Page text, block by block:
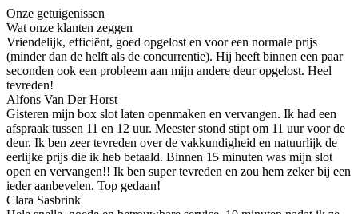
Onze getuigenissen
Wat onze klanten zeggen
Vriendelijk, efficiënt, goed opgelost en voor een normale prijs
(minder dan de helft als de concurrentie). Hij heeft binnen een paar
seconden ook een probleem aan mijn andere deur opgelost. Heel
tevreden!
Alfons Van Der Horst
Gisteren mijn box slot laten openmaken en vervangen. Ik had een
afspraak tussen 11 en 12 uur. Meester stond stipt om 11 uur voor de
deur. Ik ben zeer tevreden over de vakkundigheid en natuurlijk de
eerlijke prijs die ik heb betaald. Binnen 15 minuten was mijn slot
open en vervangen!! Ik ben super tevreden en zou hem zeker bij een
ieder aanbevelen. Top gedaan!
Clara Sasbrink